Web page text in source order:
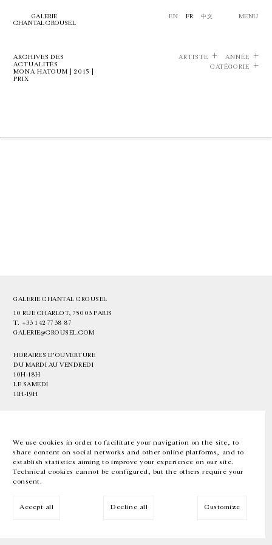
We use cookies in order to facilitate your navigation on the site, to
share content on social networks and other online platforms, and to
establish statistics aiming to improve your experience on our site.
Technical cookies cannot be configured, but the others require your
consent.
Accept all Decline all Customize
GALERIE
CHANTAL CROUSEL
EN FR 中文 MENU
ARCHIVES DES
ACTUALITÉS
MONA HATOUM | 2015 |
PRIX
ARTISTE
ANNÉE
CATÉGORIE
GALERIE CHANTAL CROUSEL
10 RUE CHARLOT, 75003 PARIS
T. +33 1 42 77 38 87
GALERIE@CROUSEL.COM
HORAIRES D'OUVERTURE
DU MARDI AU VENDREDI
10H-18H
LE SAMEDI
11H-19H
EN FR 中文 Facebook Instagram
Inscrivez-vous à notre newsletter